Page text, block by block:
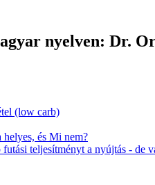
nyelven: Dr.
(low carb)
és Mi nem?
teljesítményt a nyújtás - de